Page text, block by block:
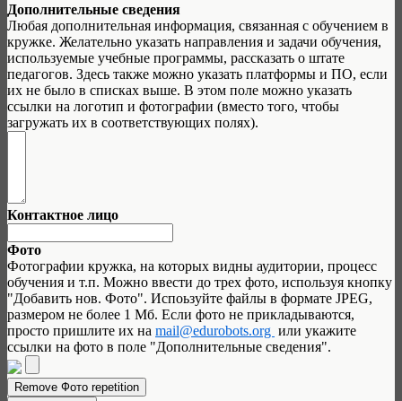
Дополнительные сведения
Любая дополнительная информация, связанная с обучением в
кружке. Желательно указать направления и задачи обучения,
используемые учебные программы, рассказать о штате
педагогов. Здесь также можно указать платформы и ПО, если
их не было в списках выше. В этом поле можно указать
ссылки на логотип и фотографии (вместо того, чтобы
загружать их в соответствующих полях).
Контактное лицо
Фото
Фотографии кружка, на которых видны аудитории, процесс
обучения и т.п. Можно ввести до трех фото, используя кнопку
"Добавить нов. Фото". Испоьзуйте файлы в формате JPEG,
размером не более 1 Мб. Если фото не прикладываются,
просто пришлите их на mail@edurobots.org или укажите
ссылки на фото в поле "Дополнительные сведения".